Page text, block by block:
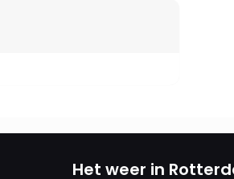
Het weer in